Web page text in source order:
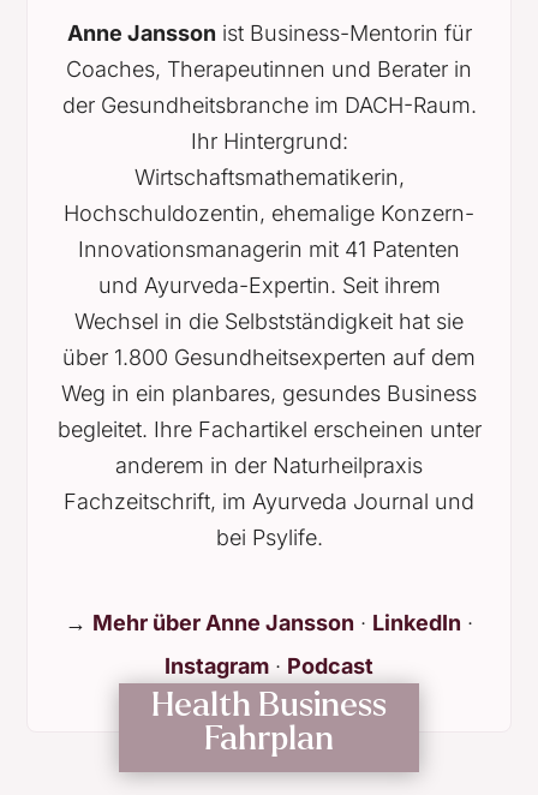
Anne Jansson ist Business-Mentorin für
Coaches, Therapeutinnen und Berater in
der Gesundheitsbranche im DACH-Raum.
Ihr Hintergrund:
Wirtschaftsmathematikerin,
Hochschuldozentin, ehemalige Konzern-
Innovationsmanagerin mit 41 Patenten
und Ayurveda-Expertin. Seit ihrem
Wechsel in die Selbstständigkeit hat sie
über 1.800 Gesundheitsexperten auf dem
Weg in ein planbares, gesundes Business
begleitet. Ihre Fachartikel erscheinen unter
anderem in der Naturheilpraxis
Fachzeitschrift, im Ayurveda Journal und
bei Psylife.
→ Mehr über Anne Jansson · LinkedIn ·
Instagram · Podcast
Health Business
Fahrplan